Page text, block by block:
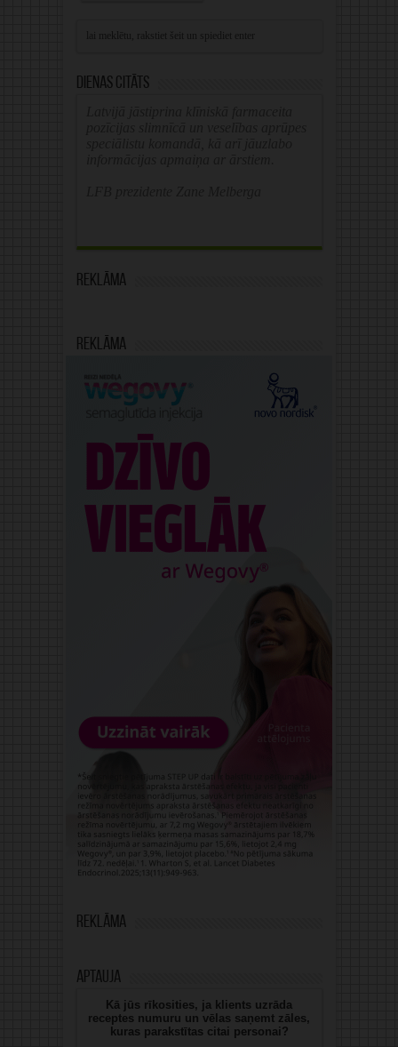
Dienas citāts
Reklāma
Reklāma
Reklāma
Aptauja
Kā jūs rīkosities, ja klients uzrāda
receptes numuru un vēlas saņemt zāles,
kuras parakstītas citai personai?